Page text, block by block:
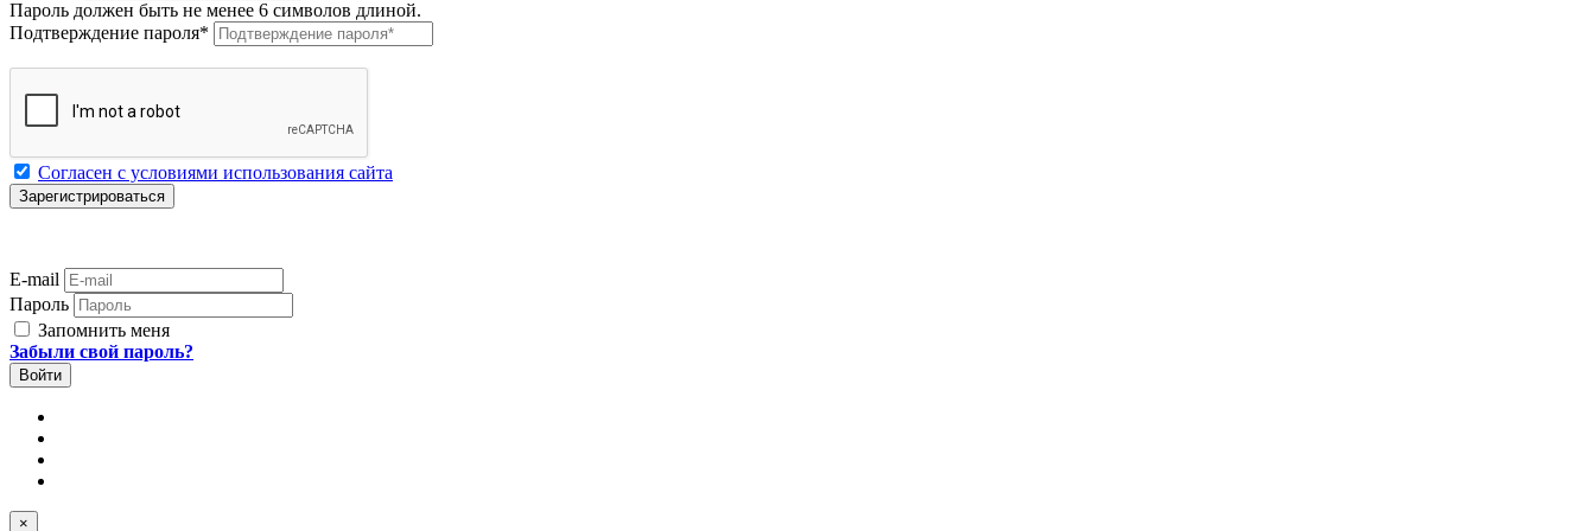
Пароль должен быть не менее 6 символов длиной.
Подтверждение пароля*
Согласен с условиями использования сайта
E-mail
Пароль
Запомнить меня
Забыли свой пароль?
×